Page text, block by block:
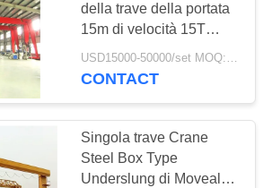
della trave della portata
15m di velocità 15T
singola
USD15000-50000/set MOQ:1 insieme
CONTACT
Singola trave Crane
Steel Box Type
Underslung di Movealbe